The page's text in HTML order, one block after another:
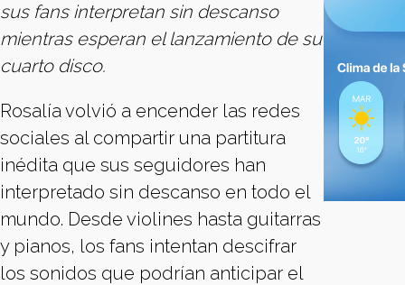
sus fans interpretan sin descanso
mientras esperan el lanzamiento de su
cuarto disco.
Rosalía volvió a encender las redes
sociales al compartir una partitura
inédita que sus seguidores han
interpretado sin descanso en todo el
mundo. Desde violines hasta guitarras
y pianos, los fans intentan descifrar
los sonidos que podrían anticipar el